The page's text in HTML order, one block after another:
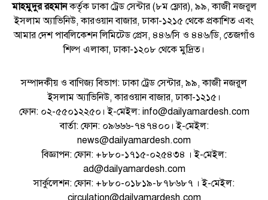
মাহমুদুর রহমানকর্তৃক ঢাকা ট্রেড সেন্টার (৮ম ফ্লোর), ৯৯, কাজী নজরুল
ইসলাম অ্যাভিনিউ, কারওয়ান বাজার, ঢাকা-১২১৫ থেকে প্রকাশিত এবং
আমার দেশ পাবলিকেশন লিমিটেড প্রেস, ৪৪৬/সি ও ৪৪৬/ডি, তেজগাঁও
শিল্প এলাকা, ঢাকা-১২০৮ থেকে মুদ্রিত।
সম্পাদকীয় ও বাণিজ্য বিভাগ: ঢাকা ট্রেড সেন্টার, ৯৯, কাজী নজরুল
ইসলাম অ্যাভিনিউ, কারওয়ান বাজার, ঢাকা-১২১৫।
ফোন: ০২-৫৫০১২২৫০। ই-মেইল: info@dailyamardesh.com
বার্তা: ফোন: ০৯৬৬৬-৭৪৭৪০০। ই-মেইল:
news@dailyamardesh.com
বিজ্ঞাপন: ফোন: +৮৮০-১৭১৫-০২৫৪৩৪ । ই-মেইল:
ad@dailyamardesh.com
সার্কুলেশন: ফোন: +৮৮০-০১৮১৯-৮৭৮৬৮৭ । ই-মেইল:
circulation@dailyamardesh.com